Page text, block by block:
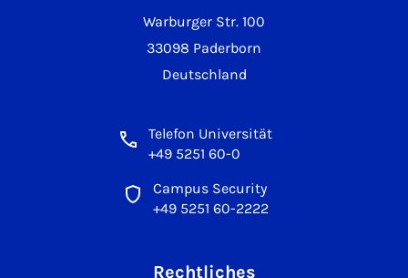
Warburger Str. 100
33098 Paderborn
Deutschland
Telefon Universität
+49 5251 60-0
Campus Security
+49 5251 60-2222
Rechtliches